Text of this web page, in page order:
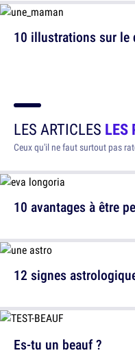
10 illustrations sur le
LES ARTICLES LES
Ceux qu'il ne faut surtout pas
10 avantages à être
12 signes
Es-tu un beauf ?